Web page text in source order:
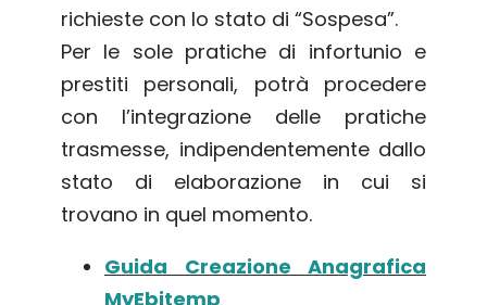
richieste con lo stato di “Sospesa”.
Per le sole pratiche di infortunio e
prestiti personali, potrà procedere
con l’integrazione delle pratiche
trasmesse, indipendentemente dallo
stato di elaborazione in cui si
trovano in quel momento.
Guida Creazione Anagrafica
MyEbitemp